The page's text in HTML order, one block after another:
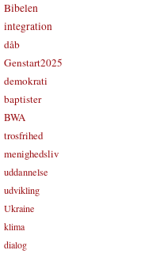
Bibelen
integration
dåb
Genstart2025
demokrati
baptister
BWA
trosfrihed
menighedsliv
uddannelse
udvikling
Ukraine
klima
dialog